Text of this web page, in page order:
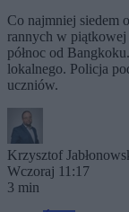
Co najmniej siedem
rannych w
północ od
lokalnego. Policja
uczniów.
Krzysztof
Wczoraj 11:17
3 min